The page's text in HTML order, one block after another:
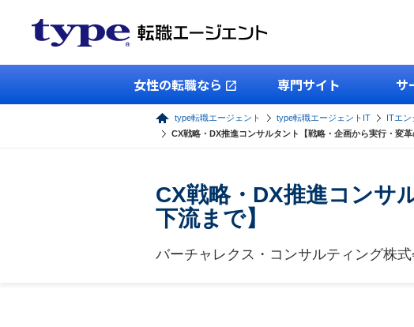
女性の転職なら 専門サイト サ
type転職エージェント type転職エージェントIT ITエン
CX戦略・DX推進コンサルタント【戦略・企画から実行・変革
CX戦略・DX推進コンサ
下流まで】
バーチャレクス・コンサルティング株式